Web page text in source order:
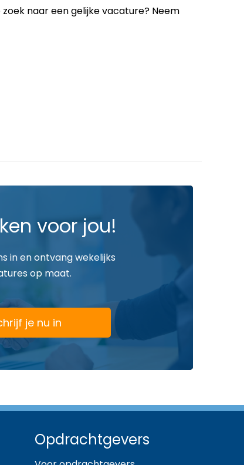
naar een gelijke vacature? Neem
voor jou!
in en ontvang wekelijks
op maat.
je nu in
Opdrachtgevers